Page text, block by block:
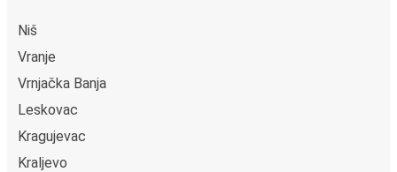
Niš
Vranje
Vrnjačka Banja
Leskovac
Kragujevac
Kraljevo